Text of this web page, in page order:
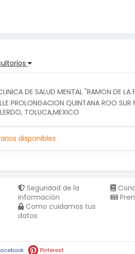
DE SALUD MENTAL "RAMON DE LA
PROLONGACION QUINTANA ROO
TOLUCA,MEXICO
disponibles
Seguridad de la
información
Como cuidamos tus
datos
Pinterest